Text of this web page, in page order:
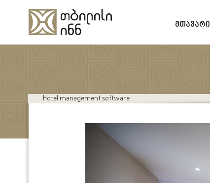
ᲝᲠᲐᲓᲒᲘᲚᲘᲐᲜᲘ
ᲛᲗᲐᲕᲐᲠᲘ
Hotel management software